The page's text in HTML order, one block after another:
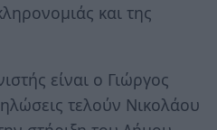
και της
είναι ο Γιώργος
τελούν Νικολάου